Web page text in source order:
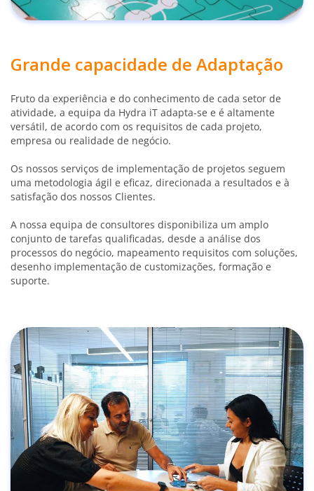
Grande capacidade de Adaptação
Fruto da experiência e do conhecimento de cada setor de
atividade, a equipa da Hydra iT adapta-se e é altamente
versátil, de acordo com os requisitos de cada projeto,
empresa ou realidade de negócio.
Os nossos serviços de implementação de projetos seguem
uma metodologia ágil e eficaz, direcionada a resultados e à
satisfação dos nossos Clientes.
A nossa equipa de consultores disponibiliza um amplo
conjunto de tarefas qualificadas, desde a análise dos
processos do negócio, mapeamento requisitos com soluções,
desenho implementação de customizações, formação e
suporte.